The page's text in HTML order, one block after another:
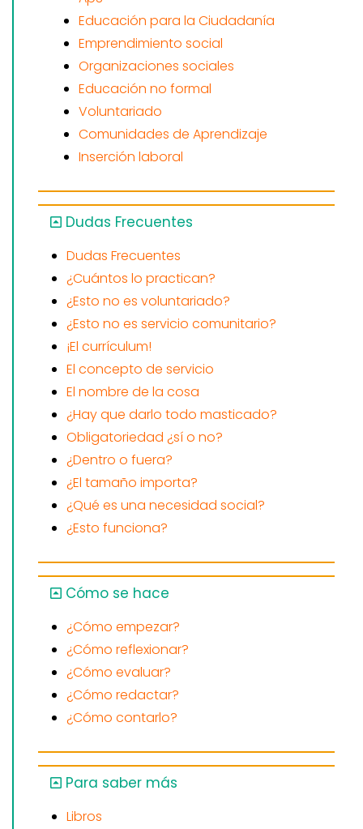
Educación para la Ciudadanía
Emprendimiento social
Organizaciones sociales
Educación no formal
Voluntariado
Comunidades de Aprendizaje
Inserción laboral
Dudas Frecuentes
Dudas Frecuentes
¿Cuántos lo practican?
¿Esto no es voluntariado?
¿Esto no es servicio comunitario?
¡El currículum!
El concepto de servicio
El nombre de la cosa
¿Hay que darlo todo masticado?
Obligatoriedad ¿sí o no?
¿Dentro o fuera?
¿El tamaño importa?
¿Qué es una necesidad social?
¿Esto funciona?
Cómo se hace
¿Cómo empezar?
¿Cómo reflexionar?
¿Cómo evaluar?
¿Cómo redactar?
¿Cómo contarlo?
Para saber más
Libros